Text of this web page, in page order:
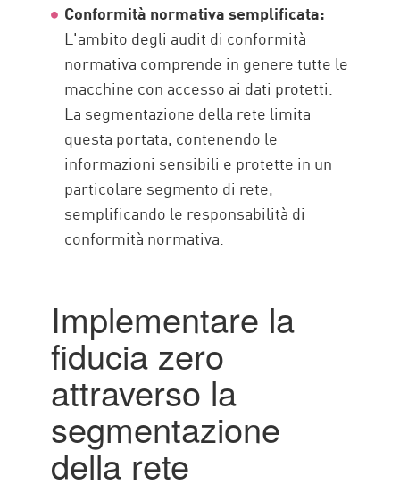
Conformità normativa semplificata:
L'ambito degli audit di conformità
normativa comprende in genere tutte le
macchine con accesso ai dati protetti.
La segmentazione della rete limita
questa portata, contenendo le
informazioni sensibili e protette in un
particolare segmento di rete,
semplificando le responsabilità di
conformità normativa.
Implementare la
fiducia zero
attraverso la
segmentazione
della rete